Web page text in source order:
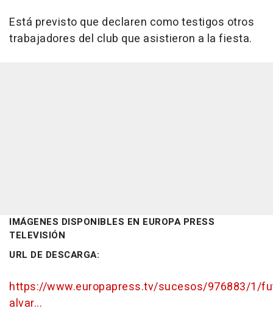
Está previsto que declaren como testigos otros
trabajadores del club que asistieron a la fiesta.
IMÁGENES DISPONIBLES EN EUROPA PRESS
TELEVISIÓN
URL DE DESCARGA:
https://www.europapress.tv/sucesos/976883/1/
alvar...